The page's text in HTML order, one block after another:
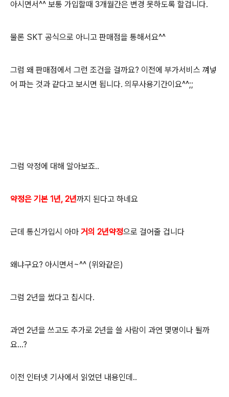
아시면서^^ 보통 가입할때 3개월간은 변경 못하도록 할겁니다.
물론 SKT 공식으로 아니고 판매점을 통해서요^^
그럼 왜 판매점에서 그런 조건을 걸까요? 이전에 부가서비스 껴넣
어 파는 것과 같다고 보시면 됩니다. 의무사용기간이요^^;;
그럼 약정에 대해 알아보죠..
약정은 기본 1년, 2년까지 된다고 하네요
근데 통신가입시 아마 거의 2년약정으로 걸어줄 겁니다
왜냐구요? 아시면서~^^ (위와같은)
그럼 2년을 썼다고 칩시다.
과연 2년을 쓰고도 추가로 2년을 쓸 사람이 과연 몇명이나 될까
요...?
이전 인터넷 기사에서 읽었던 내용인데..